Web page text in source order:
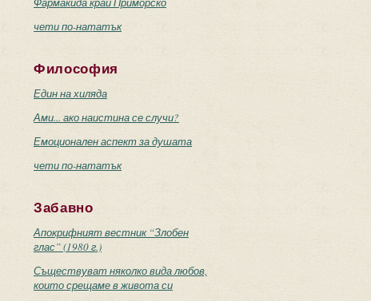
чети по-нататък
Философия
Един на хиляда
Ами... ако наистина се случи?
Емоционален аспект за душата
чети по-нататък
Забавно
Апокрифният вестник “Злобен
глас” (1980 г.)
Съществуват няколко вида любов,
които срещаме в живота си